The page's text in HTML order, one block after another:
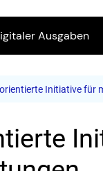
Ausgaben
Initiative für